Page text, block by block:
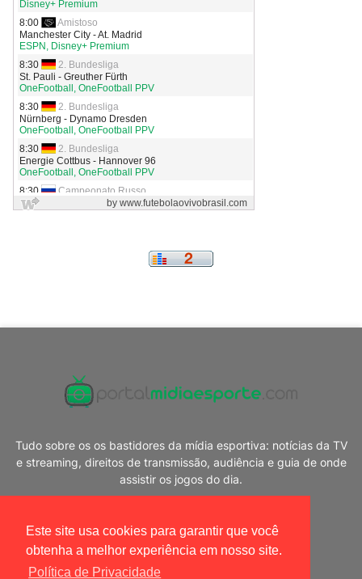
Este site usa cookies para garantir que você
obtenha a melhor experiência em nosso site.
Política de Privacidade
Tudo sobre os os bastidores da mídia esportiva: notícias da TV
e streaming, direitos de transmissão, audiência e guia de onde
assistir os jogos do dia.